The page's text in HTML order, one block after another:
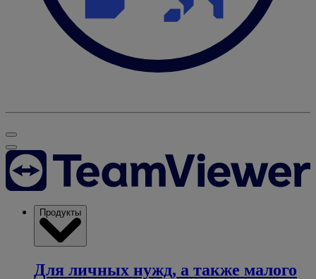
Продукты
Для личных нужд, а также малого